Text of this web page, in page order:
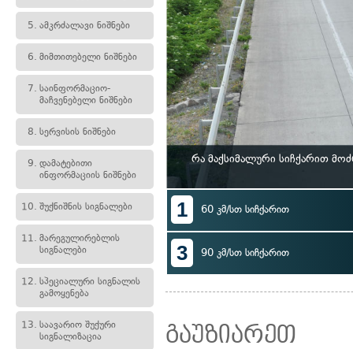
5. ამკრძალავი ნიშნები
6. მიმთითებელი ნიშნები
7. საინფორმაციო-
მაჩვენებელი ნიშნები
8. სერვისის ნიშნები
9. დამატებითი
ინფორმაციის ნიშნები
10. შუქნიშნის სიგნალები
11. მარეგულირებლის
სიგნალები
12. სპეციალური სიგნალის
გამოყენება
13. საავარიო შუქური
სიგნალიზაცია
რა მაქსიმალური სიჩქარით
1 60 კმ/სთ სიჩქარით
3 90 კმ/სთ სიჩქარით
გაუზიარეთ